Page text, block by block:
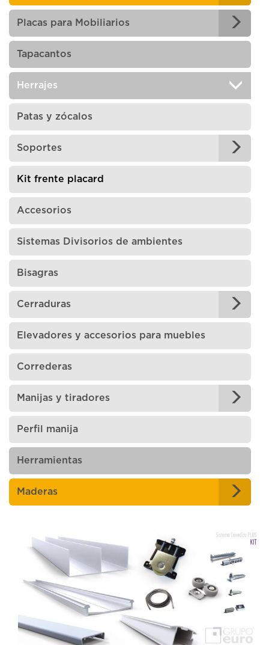
Placas para Mobiliarios
Tapacantos
Herrajes
Patas y zócalos
Soportes
Kit frente placard
Accesorios
Sistemas Divisorios de ambientes
Bisagras
Cerraduras
Elevadores y accesorios para muebles
Correderas
Manijas y tiradores
Perfil manija
Herramientas
Maderas